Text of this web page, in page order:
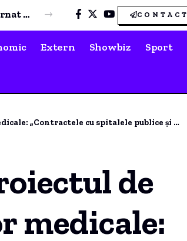
Numărul cazurilor de infecție cu virusul West Nile din acest sezon a ajuns la 10. Ce recomandă autoritățile CONTACT
Extern Showbiz Sport
cu spitalele publice și private rămân în vigoare”
de
medicale: